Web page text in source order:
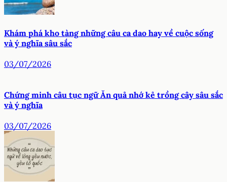
Khám phá kho tàng những câu ca dao hay về cuộc sống
và ý nghĩa sâu sắc
03/07/2026
Chứng minh câu tục ngữ Ăn quả nhớ kẻ trồng cây sâu sắc
và ý nghĩa
03/07/2026